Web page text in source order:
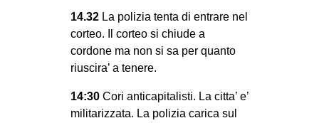
14.32 La polizia tenta di entrare nel
corteo. Il corteo si chiude a
cordone ma non si sa per quanto
riuscira’ a tenere.
14:30 Cori anticapitalisti. La citta’ e’
militarizzata. La polizia carica sul